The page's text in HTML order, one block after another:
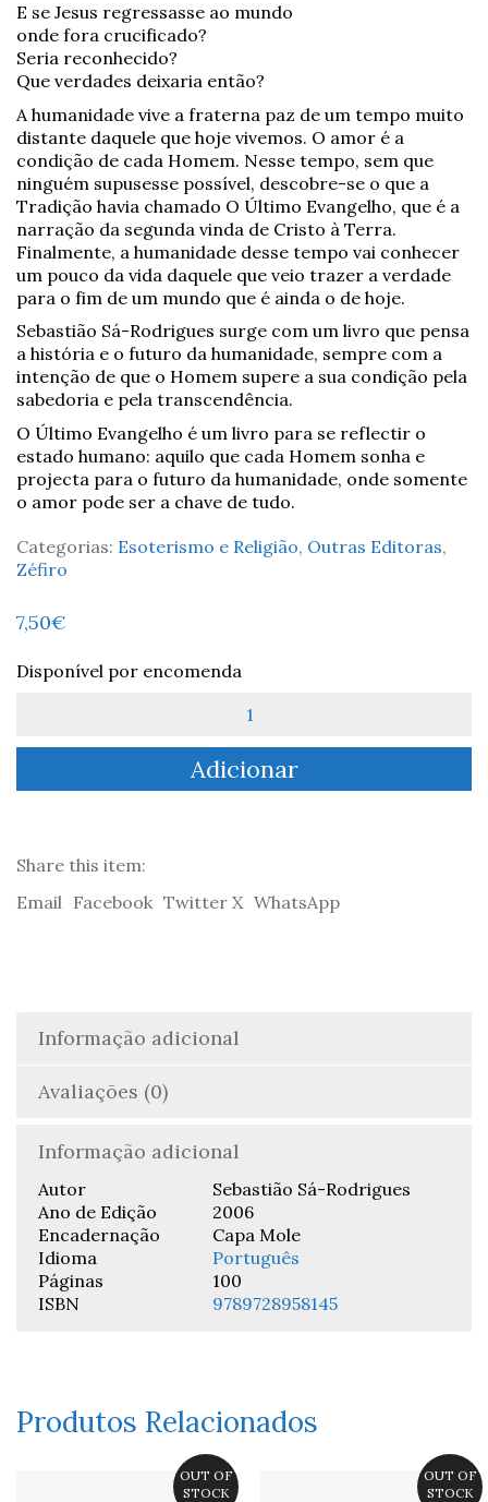
E se Jesus regressasse ao mundo
onde fora crucificado?
Seria reconhecido?
Que verdades deixaria então?
A humanidade vive a fraterna paz de um tempo muito
distante daquele que hoje vivemos. O amor é a
condição de cada Homem. Nesse tempo, sem que
ninguém supusesse possível, descobre-se o que a
Tradição havia chamado O Último Evangelho, que é a
narração da segunda vinda de Cristo à Terra.
Finalmente, a humanidade desse tempo vai conhecer
um pouco da vida daquele que veio trazer a verdade
para o fim de um mundo que é ainda o de hoje.
Sebastião Sá-Rodrigues surge com um livro que pensa
a história e o futuro da humanidade, sempre com a
intenção de que o Homem supere a sua condição pela
sabedoria e pela transcendência.
O Último Evangelho é um livro para se reflectir o
estado humano: aquilo que cada Homem sonha e
projecta para o futuro da humanidade, onde somente
o amor pode ser a chave de tudo.
Categorias: Esoterismo e Religião, Outras Editoras,
Zéfiro
7,50€
Disponível por encomenda
O
Evangelho
Sá-
Adicionar
Share this item:
Email Facebook Twitter X WhatsApp
Informação adicional
Avaliações (0)
Informação adicional
Autor
Sebastião Sá-Rodrigues
Ano de Edição
2006
Encadernação
Capa Mole
Idioma
Português
Páginas
100
ISBN
9789728958145
Produtos Relacionados
OUT OF
STOCK
OUT OF
STOCK